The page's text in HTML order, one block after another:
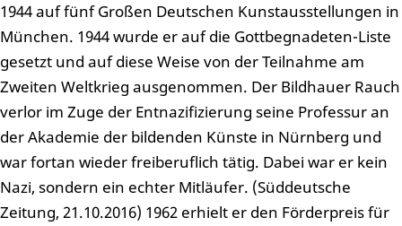
1944 auf fünf Großen Deutschen Kunstausstellungen in
München. 1944 wurde er auf die Gottbegnadeten-Liste
gesetzt und auf diese Weise von der Teilnahme am
Zweiten Weltkrieg ausgenommen. Der Bildhauer Rauch
verlor im Zuge der Entnazifizierung seine Professur an
der Akademie der bildenden Künste in Nürnberg und
war fortan wieder freiberuflich tätig. Dabei war er kein
Nazi, sondern ein echter Mitläufer. (Süddeutsche
Zeitung, 21.10.2016) 1962 erhielt er den Förderpreis für